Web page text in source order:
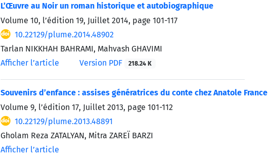
L’Œuvre au Noir un roman historique et autobiographique
Volume 10, l’édition 19, Juillet 2014, page 101-117
10.22129/plume.2014.48902
Tarlan NIKKHAH BAHRAMI, Mahvash GHAVIMI
Afficher l’article
Version PDF 218.24 K
Souvenirs d’enfance : assises génératrices du conte chez Anatole France
Volume 9, l’édition 17, Juillet 2013, page 101-112
10.22129/plume.2013.48891
Gholam Reza ZATALYAN, Mitra ZAREÏ BARZI
Afficher l’article